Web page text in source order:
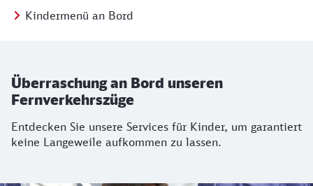
Springe zu:
Kindermenü an Bord
Überraschung an Bord unseren
Fernverkehrszüge
Entdecken Sie unsere Services für Kinder, um garantiert
keine Langeweile aufkommen zu lassen.